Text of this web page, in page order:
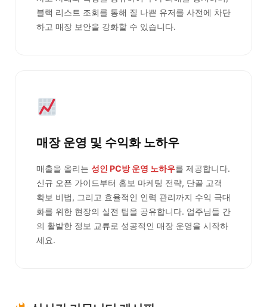
블랙 리스트 조회를 통해 질 나쁜 유저를 사전에 차단
하고 매장 보안을 강화할 수 있습니다.
매장 운영 및 수익화 노하우
매출을 올리는 성인 PC방 운영 노하우를 제공합니다.
신규 오픈 가이드부터 홍보 마케팅 전략, 단골 고객
확보 비법, 그리고 효율적인 인력 관리까지 수익 극대
화를 위한 현장의 실전 팁을 공유합니다. 업주님들 간
의 활발한 정보 교류로 성공적인 매장 운영을 시작하
세요.